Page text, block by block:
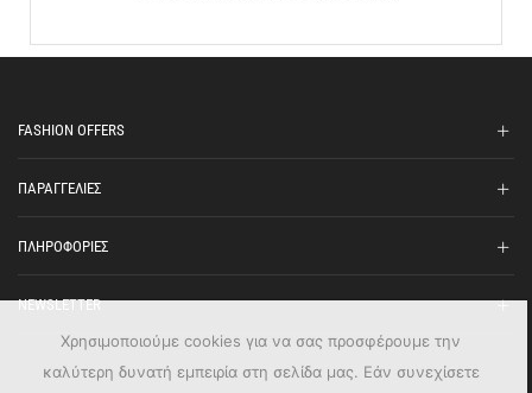
FASHION OFFERS
ΠΑΡΑΓΓΕΛΙΕΣ
ΠΛΗΡΟΦΟΡΙΕΣ
NEWSLETTER
Χρησιμοποιούμε cookies για να σας προσφέρουμε την
καλύτερη δυνατή εμπειρία στη σελίδα μας. Εάν συνεχίσετε